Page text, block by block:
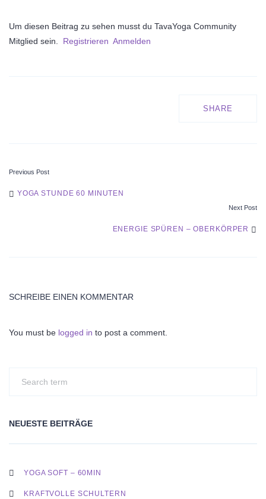
Um diesen Beitrag zu sehen musst du TavaYoga Community
Mitglied sein. Registrieren Anmelden
SHARE
NAVIGATION
Previous Post
YOGA STUNDE 60 MINUTEN
Next Post
ENERGIE SPÜREN – OBERKÖRPER
SCHREIBE EINEN KOMMENTAR
You must be logged in to post a comment.
NEUESTE BEITRÄGE
YOGA SOFT – 60MIN
KRAFTVOLLE SCHULTERN